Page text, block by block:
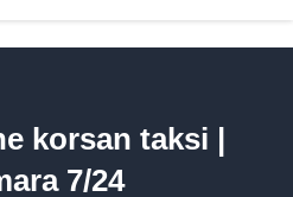
korsan taksi |
7/24